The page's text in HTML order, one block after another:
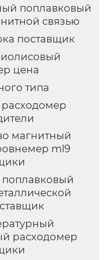
поплавковый
связью
поставщик
цена
типа
магнитный
ml9
поплавковый
расходомер